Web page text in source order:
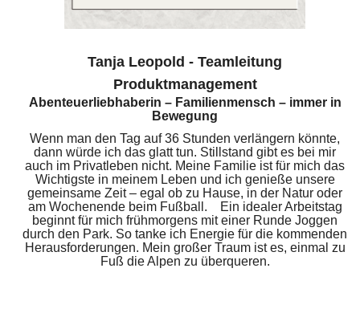
Tanja Leopold - Teamleitung
Produktmanagement
Abenteuerliebhaberin – Familienmensch – immer in
Bewegung
Wenn man den Tag auf 36 Stunden verlängern könnte,
dann würde ich das glatt tun. Stillstand gibt es bei mir
auch im Privatleben nicht. Meine Familie ist für mich das
Wichtigste in meinem Leben und ich genieße unsere
gemeinsame Zeit – egal ob zu Hause, in der Natur oder
am Wochenende beim Fußball. Ein idealer Arbeitstag
beginnt für mich frühmorgens mit einer Runde Joggen
durch den Park. So tanke ich Energie für die kommenden
Herausforderungen. Mein großer Traum ist es, einmal zu
Fuß die Alpen zu überqueren.